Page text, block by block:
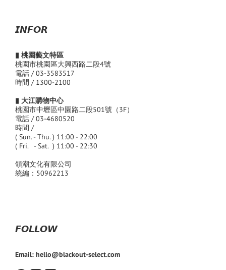
𝙄𝙉𝙁𝙊𝙍
▮ 桃園藝文特區
桃園市桃園區大興西路二段4號
電話 / 03-3583517
時間 / 1300-2100
▮ 大江購物中心
桃園市中壢區中園路二段501號（3F）
電話 / 03-4680520
時間 /
( Sun. - Thu. ) 11:00 - 22:00
( Fri. - Sat. ) 11:00 - 22:30
領潮文化有限公司
統編：50962213
𝙁𝙊𝙇𝙇𝙊𝙒
Email: hello@blackout-select.com